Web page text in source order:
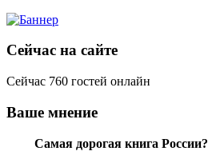
Сейчас на сайте
Сейчас 760 гостей онлайн
Ваше мнение
Самая дорогая книга России?